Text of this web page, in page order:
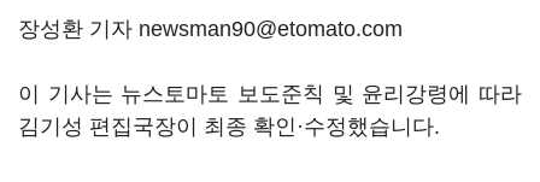
장성환 기자 newsman90@etomato.com
이 기사는 뉴스토마토 보도준칙 및 윤리강령에 따라
김기성 편집국장이 최종 확인·수정했습니다.